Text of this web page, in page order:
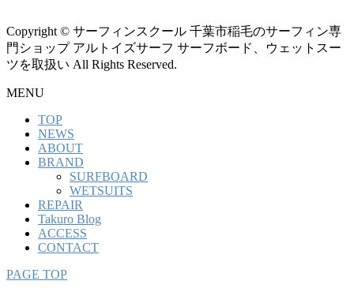
Copyright © サーフィンスクール 千葉市稲毛のサーフィン専
門ショップ アルトイズサーフ サーフボード、ウェットスー
ツを取扱い All Rights Reserved.
MENU
TOP
NEWS
ABOUT
BRAND
SURFBOARD
WETSUITS
REPAIR
Takuro Blog
ACCESS
CONTACT
PAGE TOP